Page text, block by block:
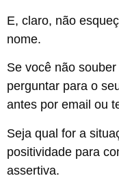
E, claro, não
nome.
Se você não
perguntar para o
antes por email ou
Seja qual for a
positividade para
assertiva.